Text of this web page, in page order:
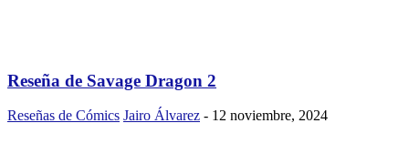
Reseña de Savage Dragon 2
Reseñas de Cómics Jairo Álvarez - 12 noviembre, 2024